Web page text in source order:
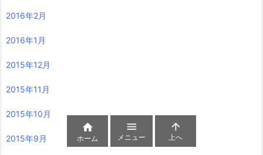
2016年2月
2016年1月
2015年12月
2015年11月
2015年10月
2015年9月

ホーム

メニュー

上へ